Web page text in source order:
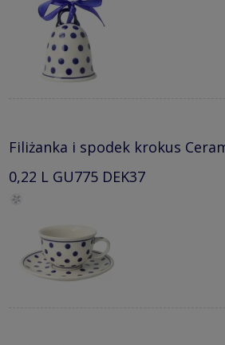
Filiżanka i spodek krokus
0,22 L GU775 DEK37